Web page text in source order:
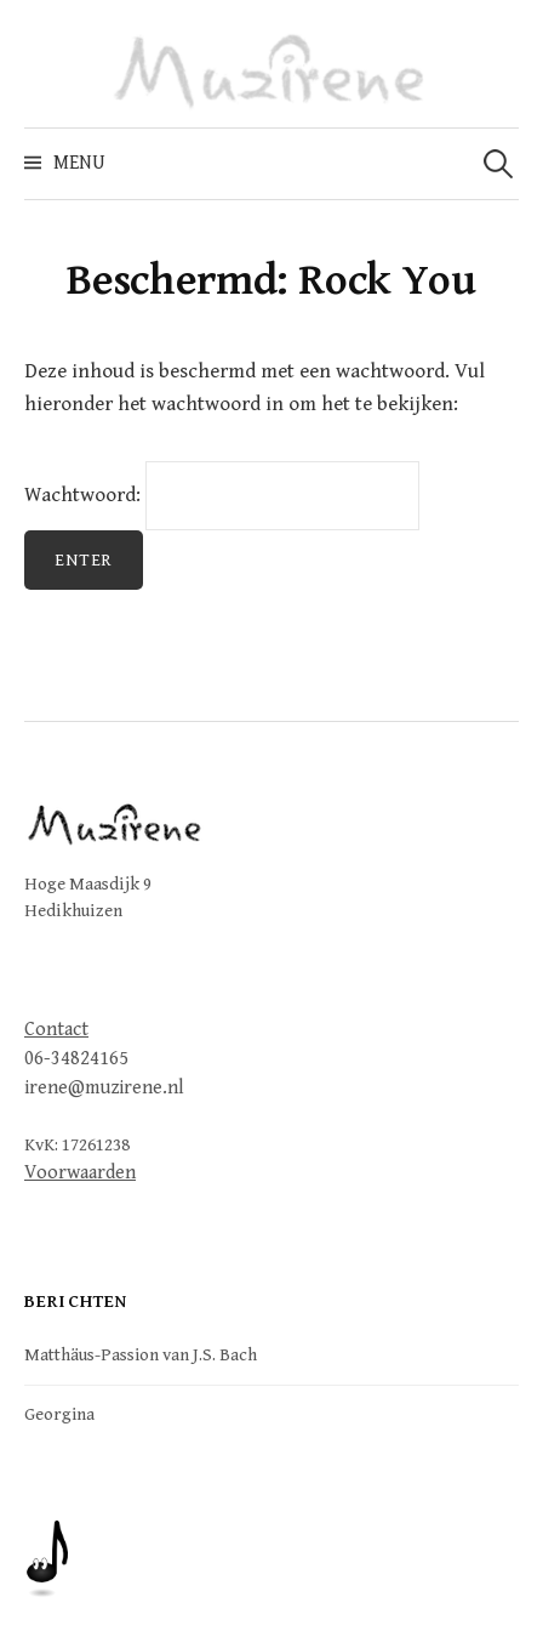
MENU
Zoeken
naar:
Beschermd: Rock You
Deze inhoud is beschermd met een wachtwoord. Vul
hieronder het wachtwoord in om het te bekijken:
Wachtwoord:
Hoge Maasdijk 9
Hedikhuizen
Contact
06-34824165
irene@muzirene.nl
KvK: 17261238
Voorwaarden
BERICHTEN
Matthäus-Passion van J.S. Bach
Georgina